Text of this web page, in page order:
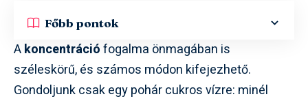
Főbb pontok
Akoncentrációfogalma önmagában is
széleskörű, és számos módon kifejezhető.
Gondoljunk csak egy pohár cukros vízre: minél